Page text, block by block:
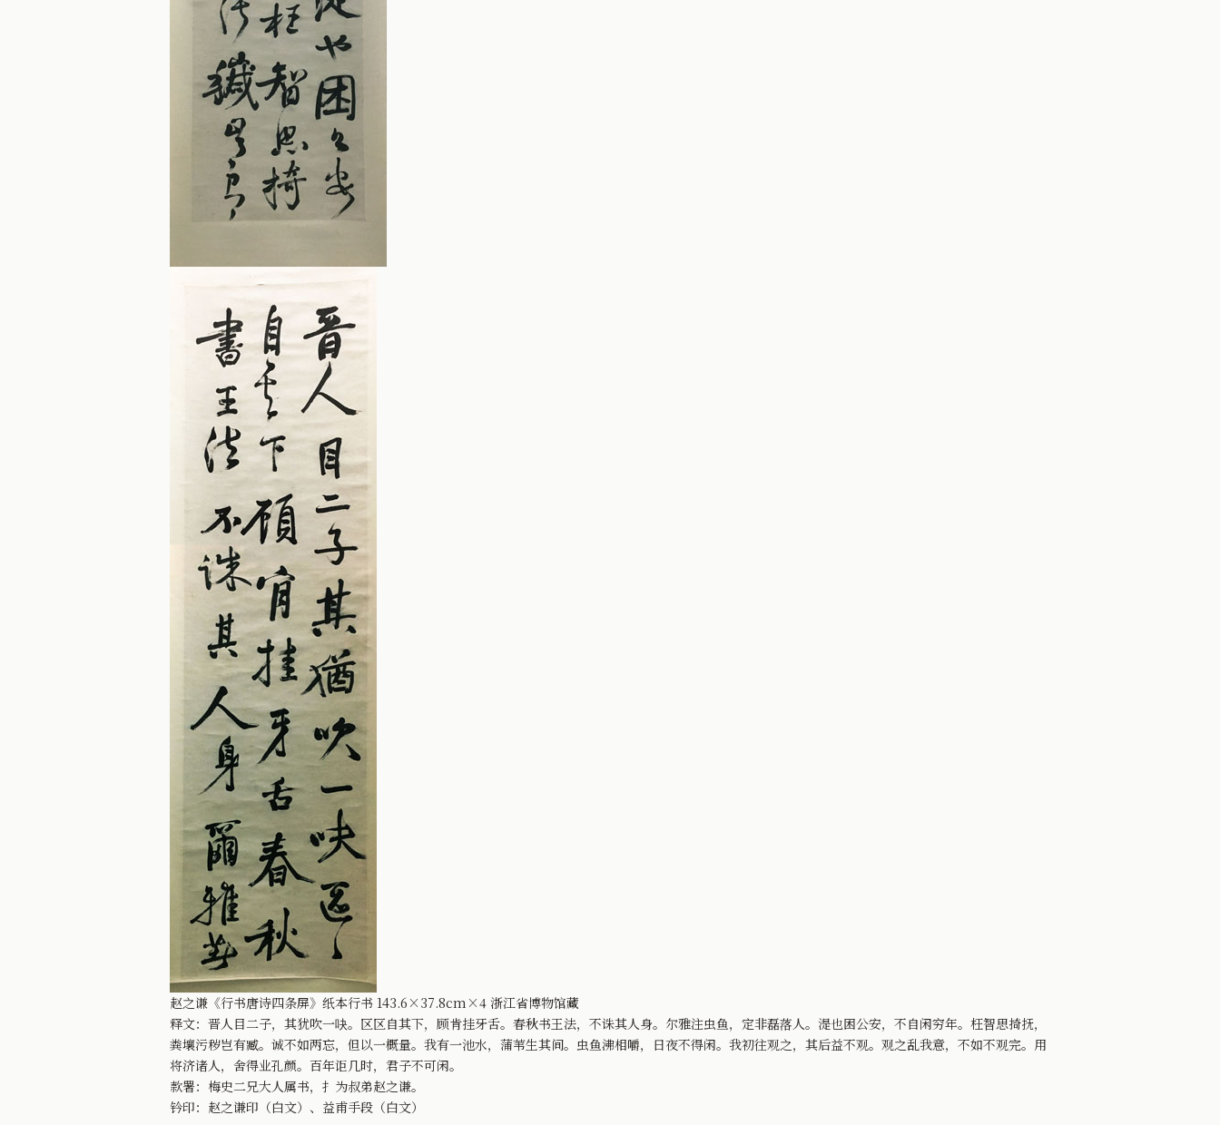
赵之谦《行书唐诗四条屏》纸本行书 143.6×37.8cm×4 浙江省博物馆藏
释文：晋人目二子，其犹吹一吷。区区自其下，顾肯挂牙舌。春秋书王法，不诛其人身。尔雅注虫鱼，定非磊落人。湜也困公安，不自闲穷年。枉智思掎抚，
粪壤污秽岂有臧。诚不如两忘，但以一概量。我有一池水，蒲苇生其间。虫鱼沸相嚼，日夜不得闲。我初往观之，其后益不观。观之乱我意，不如不观完。用
将济诸人，舍得业孔颜。百年讵几时，君子不可闲。
款署：梅史二兄大人属书，扌为叔弟赵之谦。
钤印：赵之谦印（白文）、益甫手段（白文）